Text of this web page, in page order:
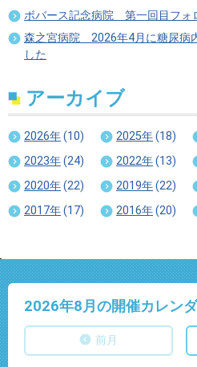
ボバース記念病院 第一回目フォ
森之宮病院 2026年4月に糖尿病
した
アーカイブ
2026年(10) 2025年(18)
2023年(24) 2022年(13)
2020年(22) 2019年(22)
2017年(17) 2016年(20)
2026年8月の開催カレン
前月